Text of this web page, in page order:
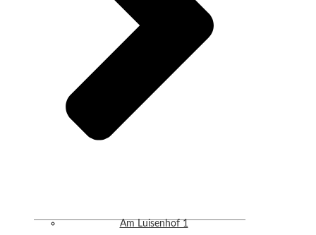
Am Luisenhof 1